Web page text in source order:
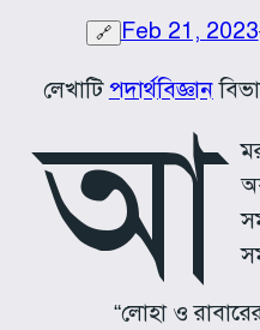
🔗 Feb 21, 2023
লেখাটিপদার্থবিজ্ঞান
আ
“লোহা ও